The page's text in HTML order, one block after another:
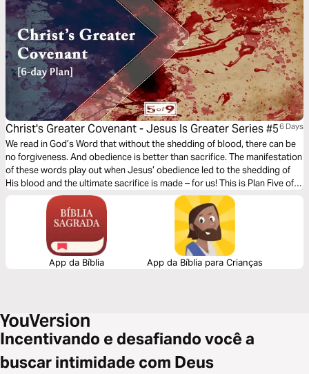
Christ's Greater Covenant - Jesus Is Greater Series #56 Days
We read in God’s Word that without the shedding of blood, there can be
no forgiveness. And obedience is better than sacrifice. The manifestation
of these words play out when Jesus’ obedience led to the shedding of
His blood and the ultimate sacrifice is made – for us! This is Plan Five of
Nine of the book of Hebrews where we see that although salvation is free
for us, there was a great cost that Jesus paid.
App da Bíblia App da Bíblia para Crianças
Incentivando e desafiando você a
buscar intimidade com Deus